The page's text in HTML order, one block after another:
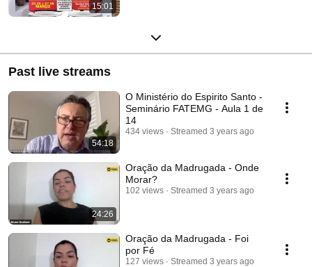
15:01
Past live streams
54:18
O Ministério do Espirito Santo -
Seminário FATEMG - Aula 1 de
14
434 views Streamed 3 years ago
24:26
Oração da Madrugada - Onde
Morar?
102 views Streamed 3 years ago
Oração da Madrugada - Foi
por Fé
127 views Streamed 3 years ago